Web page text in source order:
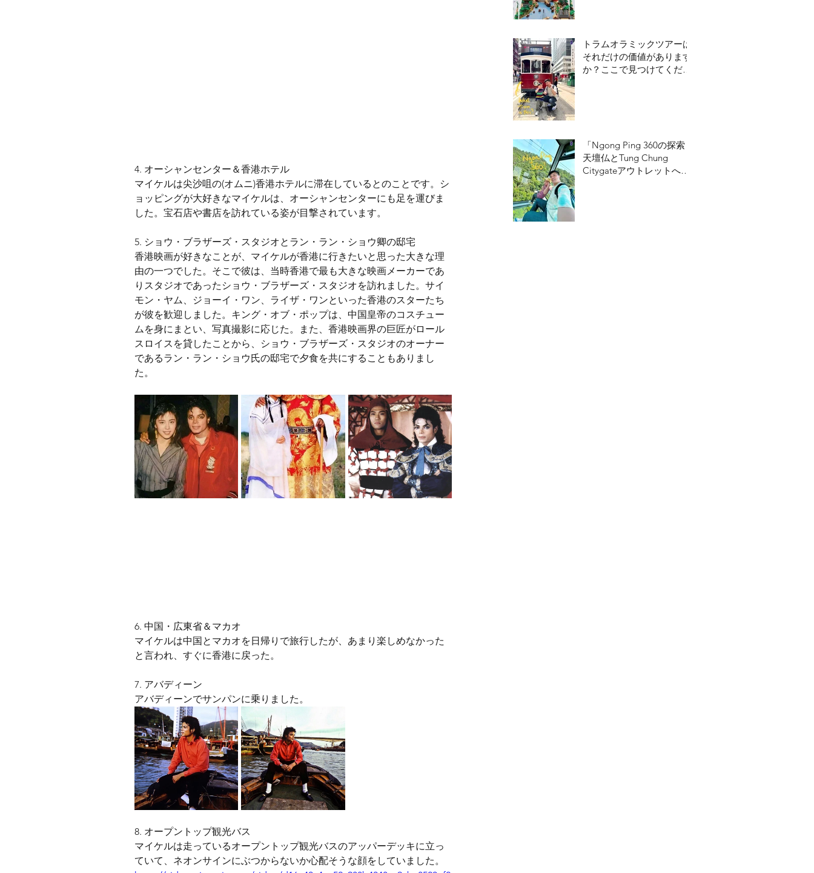
トラムオラミックツアーは
それだけの価値があります
か？ここで見つけてくださ
「Ngong Ping 360の探索：
天壇仏とTung Chung
Citygateアウトレットへの
4. オーシャンセンター＆香港ホテル
マイケルは尖沙咀の(オムニ)香港ホテルに滞在しているとのことです。シ
ョッピングが大好きなマイケルは、オーシャンセンターにも足を運びま
した。宝石店や書店を訪れている姿が目撃されています。
5. ショウ・ブラザーズ・スタジオとラン・ラン・ショウ卿の邸宅
香港映画が好きなことが、マイケルが香港に行きたいと思った大きな理
由の一つでした。そこで彼は、当時香港で最も大きな映画メーカーであ
りスタジオであったショウ・ブラザーズ・スタジオを訪れました。サイ
モン・ヤム、ジョーイ・ワン、ライザ・ワンといった香港のスターたち
が彼を歓迎しました。キング・オブ・ポップは、中国皇帝のコスチュー
ムを身にまとい、写真撮影に応じた。また、香港映画界の巨匠がロール
スロイスを貸したことから、ショウ・ブラザーズ・スタジオのオーナー
であるラン・ラン・ショウ氏の邸宅で夕食を共にすることもありまし
た。
6. 中国・広東省＆マカオ
マイケルは中国とマカオを日帰りで旅行したが、あまり楽しめなかった
と言われ、すぐに香港に戻った。
7. アバディーン
アバディーンでサンパンに乗りました。
8. オープントップ観光バス
マイケルは走っているオープントップ観光バスのアッパーデッキに立っ
ていて、ネオンサインにぶつからないか心配そうな顔をしていました。